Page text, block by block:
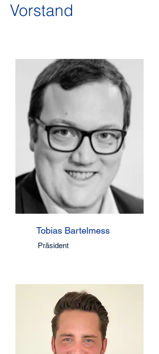
Vorstand
Tobias Bartelmess
Präsident